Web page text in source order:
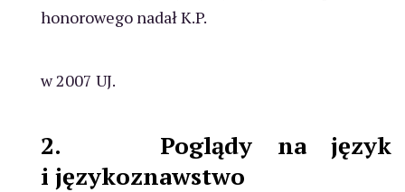
honorowego nadał K.P.
w 2007 UJ.
2.
Poglądy na język
i językoznawstwo